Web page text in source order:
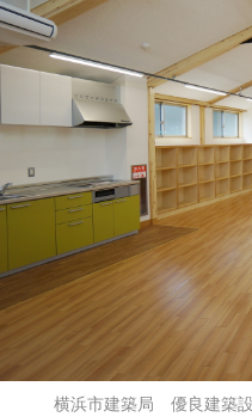
横浜市建築局 優良建築